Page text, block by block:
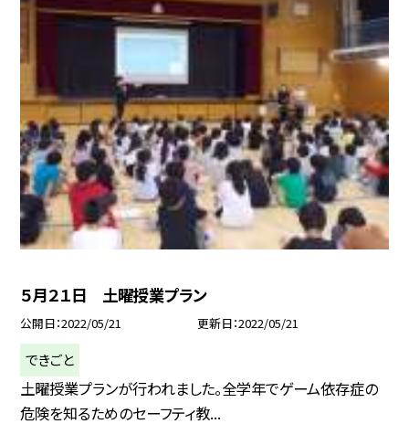
５月２１日 土曜授業プラン
公開日 2022/05/21 更新日 2022/05/21
できごと
土曜授業プランが行われました。全学年でゲーム依存症の
危険を知るためのセーフティ教...